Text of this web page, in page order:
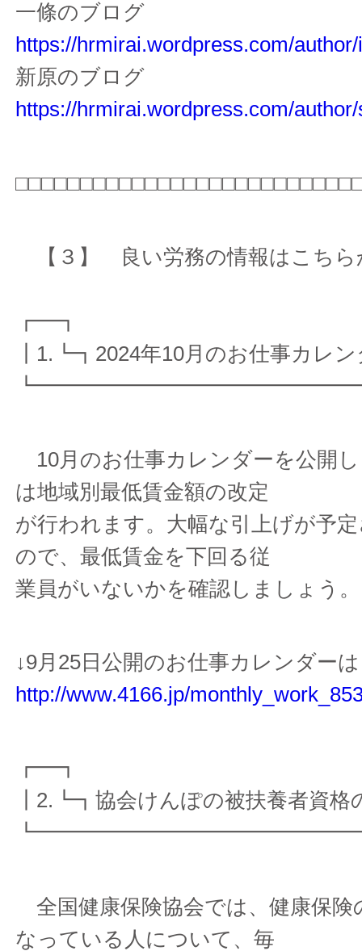
一條のブログ
https://hrmirai.wordpress.com/
新原のブログ
https://hrmirai.wordpress.com/
【３】 良い労務の情報はこち
┏━┓
┃1.┗┓2024年10月のお仕事カレン
10月のお仕事カレンダーを公開
は地域別最低賃金額の改定
が行われます。大幅な引上げが予
ので、最低賃金を下回る従
業員がいないかを確認しましょう。
↓9月25日公開のお仕事カレンダー
http://www.4166.jp/
┏━┓
┃2.┗┓協会けんぽの被扶養者資格
全国健康保険協会では、健康保険
なっている人について、毎